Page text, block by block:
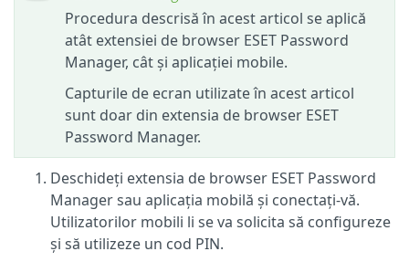
Procedura descrisă în acest articol se aplică
atât extensiei de browser ESET Password
Manager, cât și aplicației mobile.
Capturile de ecran utilizate în acest articol
sunt doar din extensia de browser ESET
Password Manager.
Deschideți extensia de browser ESET Password
Manager sau aplicația mobilă și conectați-vă.
Utilizatorilor mobili li se va solicita să configureze
și să utilizeze un cod PIN.